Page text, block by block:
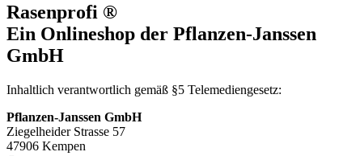
Rasenprofi ®
Ein Onlineshop der Pflanzen-Janssen
GmbH
Inhaltlich verantwortlich gemäß §5 Telemediengesetz:
Pflanzen-Janssen GmbH
Ziegelheider Strasse 57
47906 Kempen